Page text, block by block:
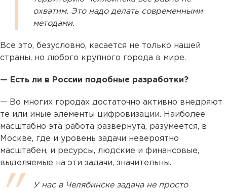
охватим. Это надо делать современными
методами.
Все это, безусловно, касается не только нашей
страны, но любого крупного города в мире.
— Есть ли в России подобные разработки?
— Во многих городах достаточно активно внедряют
те или иные элементы цифровизации. Наиболее
масштабно эта работа развернута, разумеется, в
Москве, где и уровень задачи невероятно
масштабен, и ресурсы, людские и финансовые,
выделяемые на эти задачи, значительны.
У нас в Челябинске задача не просто